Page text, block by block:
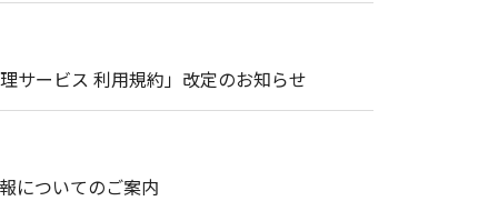
サービス 利用規約」改定のお知らせ
についてのご案内